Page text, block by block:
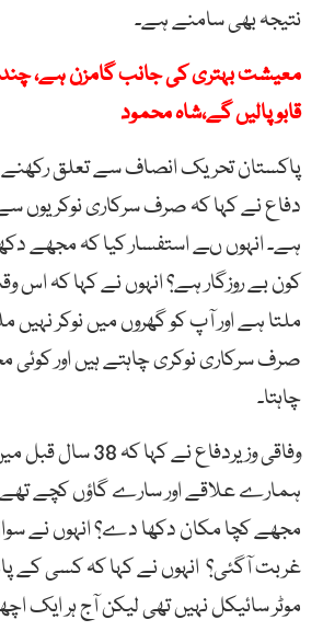
نتیجہ بھی سامنے ہے۔
معیشت بہتری کی جانب گامزن ہے، چند
قابو پالیں گے،شاہ محمود
پاکستان تحریک انصاف سے تعلق رکھنے
دفاع نے کہا کہ صرف سرکاری نوکریوں سے
ہے۔ انہوں ںے استفسار کیا کہ مجھے
کون بے روزگار ہے؟ انہوں نے کہا کہ اس
ملتا ہے اور آپ کو گھروں میں نوکر نہیں
صرف سرکاری نوکری چاہتے ہیں اور کوئی
چاہتا۔
وفاقی وزیردفاع نے
ہمارے علاقے اور سارے گاؤں کچے تھے
مجھے کچا مکان دکھا دے؟ انہوں نے
غربت آگئی؟ انہوں نے کہا کہ کسی کے
موٹر سائیکل نہیں تھی لیکن آج ہر ایک